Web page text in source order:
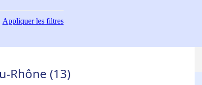
Appliquerles filtres
Rhône (13)